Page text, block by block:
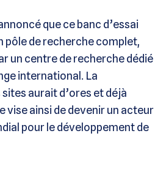
que ce banc d’essai
pôle de recherche complet,
un centre de recherche dédié
international. La
aurait d’ores et déjà
vise ainsi de devenir un acteur
pour le développement de